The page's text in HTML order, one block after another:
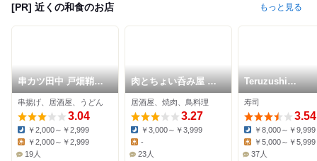
[PR] 近くの和食のお店 もっと見る
串カツ田中 戸畑鞘ヶ
谷店
串揚げ、居酒屋、うどん
3.04
Dinner:
￥2,000～￥2,999
Lunch:
￥2,000～￥2,999
19人
肉とちょい呑み屋 ト
ト．
居酒屋、焼肉、鳥料理
3.27
Dinner:
￥3,000～￥3,999
Lunch:
-
23人
Teruzushi
2ndedition
寿司
3.54
Dinner:
￥8,000～￥9,999
Lunch:
￥5,000～￥5,999
37人